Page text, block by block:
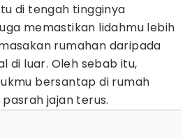
di tengah tingginya
memastikan lidahmu lebih
rumahan daripada
di luar. Oleh sebab itu,
bersantap di rumah
jajan terus.